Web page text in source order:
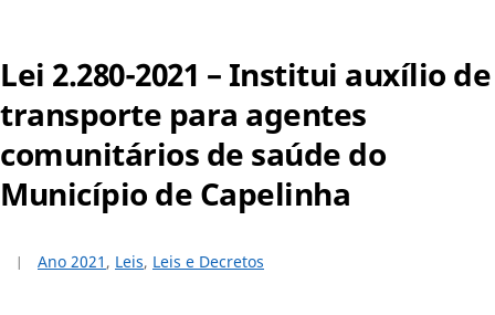
Lei 2.280-2021 – Institui auxílio de
transporte para agentes
comunitários de saúde do
Município de Capelinha
Ano 2021 , Leis, Leis e Decretos